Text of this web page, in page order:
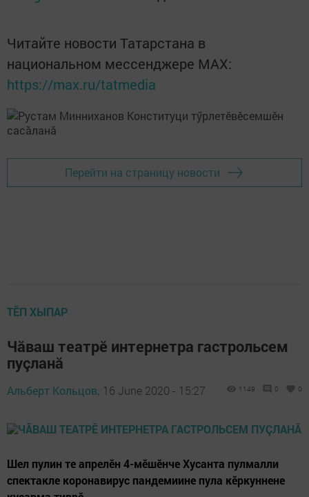
Читайте новости Татарстана в
национальном мессенджере MАХ:
https://max.ru/tatmedia
Перейти на страницу новости
ТӖП ХЫПАР
Чăваш театрӗ интернетра гастрольсем
пуçланă
Альберт Кольцов, 16 June 2020 - 15:27 1149 0 0
Шел пулин те апрелӗн 4-мӗшӗнче Хусанта пулмалли
спектакле коронавирус пандемиине пула кӗркуннене